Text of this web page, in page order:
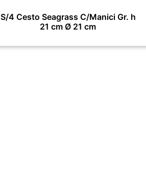
S/4 Cesto Seagrass C/Manici Gr. h
21 cm Ø 21 cm